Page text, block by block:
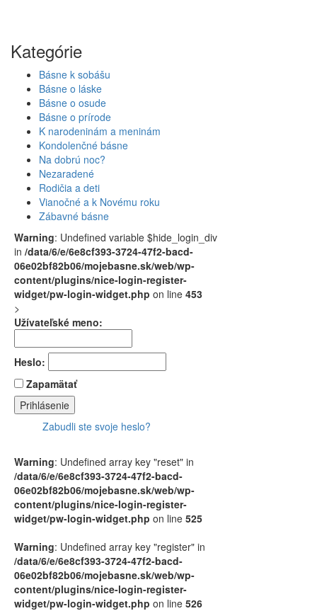
Kategórie
Básne k sobášu
Básne o láske
Básne o osude
Básne o prírode
K narodeninám a meninám
Kondolenčné básne
Na dobrú noc?
Nezaradené
Rodičia a deti
Vianočné a k Novému roku
Zábavné básne
Warning: Undefined variable $hide_login_div
in /data/6/e/6e8cf393-3724-47f2-bacd-
06e02bf82b06/mojebasne.sk/web/wp-
content/plugins/nice-login-register-
widget/pw-login-widget.php on line 453
>
Užívateľské meno:
Heslo:
Zapamätať
Zabudli ste svoje heslo?
Warning: Undefined array key "reset" in
/data/6/e/6e8cf393-3724-47f2-bacd-
06e02bf82b06/mojebasne.sk/web/wp-
content/plugins/nice-login-register-
widget/pw-login-widget.php on line 525
Warning: Undefined array key "register" in
/data/6/e/6e8cf393-3724-47f2-bacd-
06e02bf82b06/mojebasne.sk/web/wp-
content/plugins/nice-login-register-
widget/pw-login-widget.php on line 526